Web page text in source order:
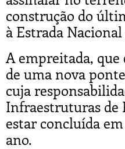
construção do
à Estrada Nacional
A empreitada, que
de uma nova
cuja
Infraestruturas de
estar concluída
ano.